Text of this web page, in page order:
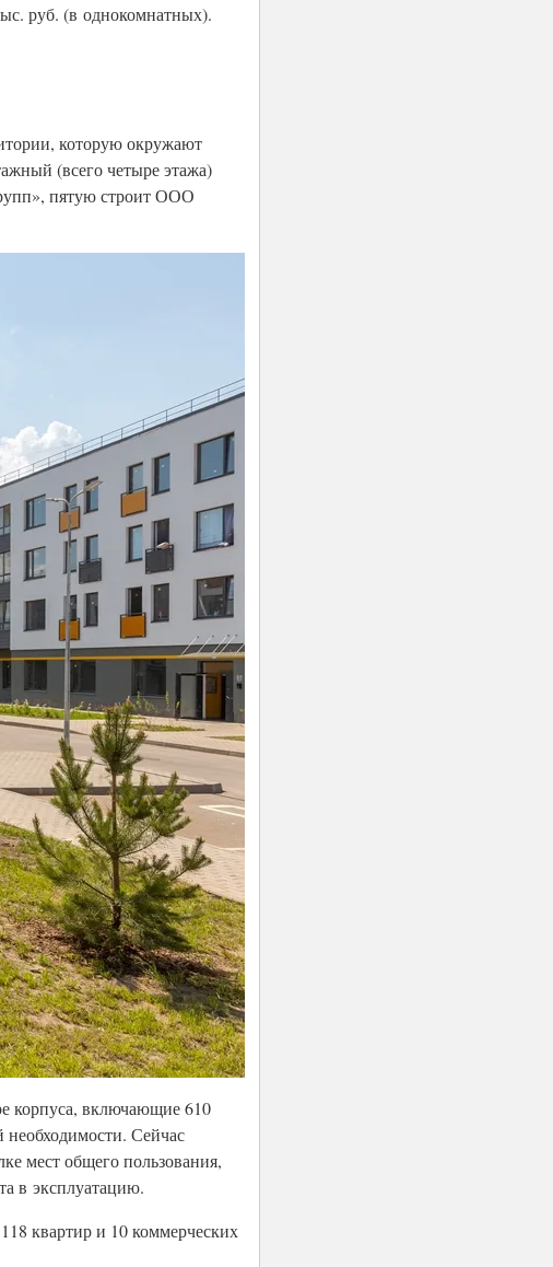
руб. (в однокомнатных).
которую окружают
(всего четыре этажа)
пятую строит ООО
корпуса, включающие 610
необходимости. Сейчас
мест общего пользования,
в эксплуатацию.
квартир и 10 коммерческих